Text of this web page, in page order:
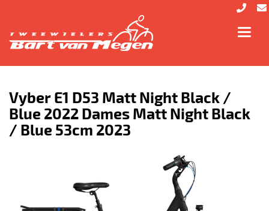
Vyber E1 D53 Matt Night Black /
Blue 2022 Dames Matt Night Black
/ Blue 53cm 2023